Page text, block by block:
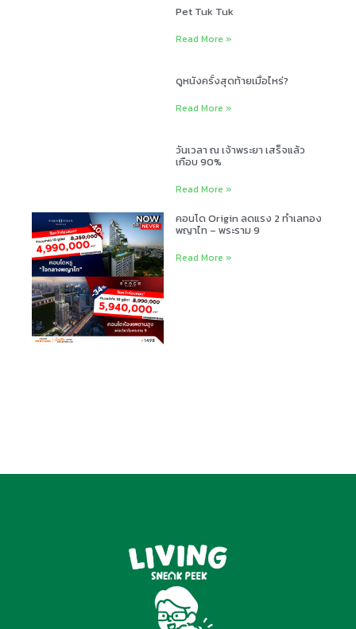
Pet Tuk Tuk
Read More »
ดูหนังครั้งสุดท้ายเมื่อไหร่?
Read More »
วันเวลา ณ เจ้าพระยา เสร็จแล้ว
เกือบ 90%
Read More »
คอนโด Origin ลดแรง 2 ทำเลทอง
พญาไท – พระราม 9
Read More »